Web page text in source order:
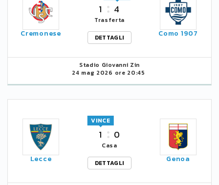
Cremonese
1 4
Trasferta
DETTAGLI
Como 1907
Stadio Giovanni Zin
24 mag 2026 ore 20:45
Lecce
1
VINCE
0
Casa
DETTAGLI
Genoa